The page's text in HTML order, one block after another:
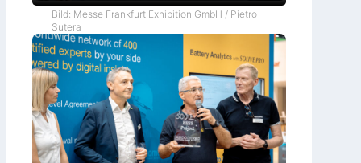
Bild: Messe Frankfurt Exhibition GmbH / Pietro
Sutera